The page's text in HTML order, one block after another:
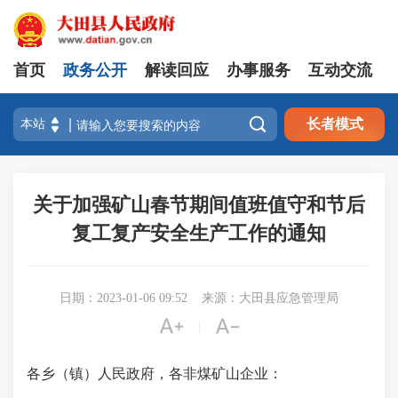
首页 政务公开 解读回应 办事服务 互动交流
 长者模式
关于加强矿山春节期间值班值守和节后
复工复产安全生产工作的通知
日期：2023-01-06 09:52 来源：大田县应急管理局
 
各乡（镇）人民政府，各非煤矿山企业：